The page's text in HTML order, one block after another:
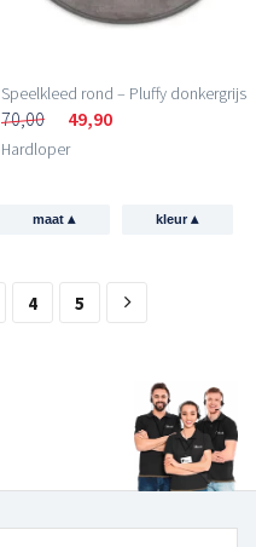
Speelkleed rond – Pluffy donkergrijs
70,00 49,90
Hardloper
maat ▴ kleur▴
4 5